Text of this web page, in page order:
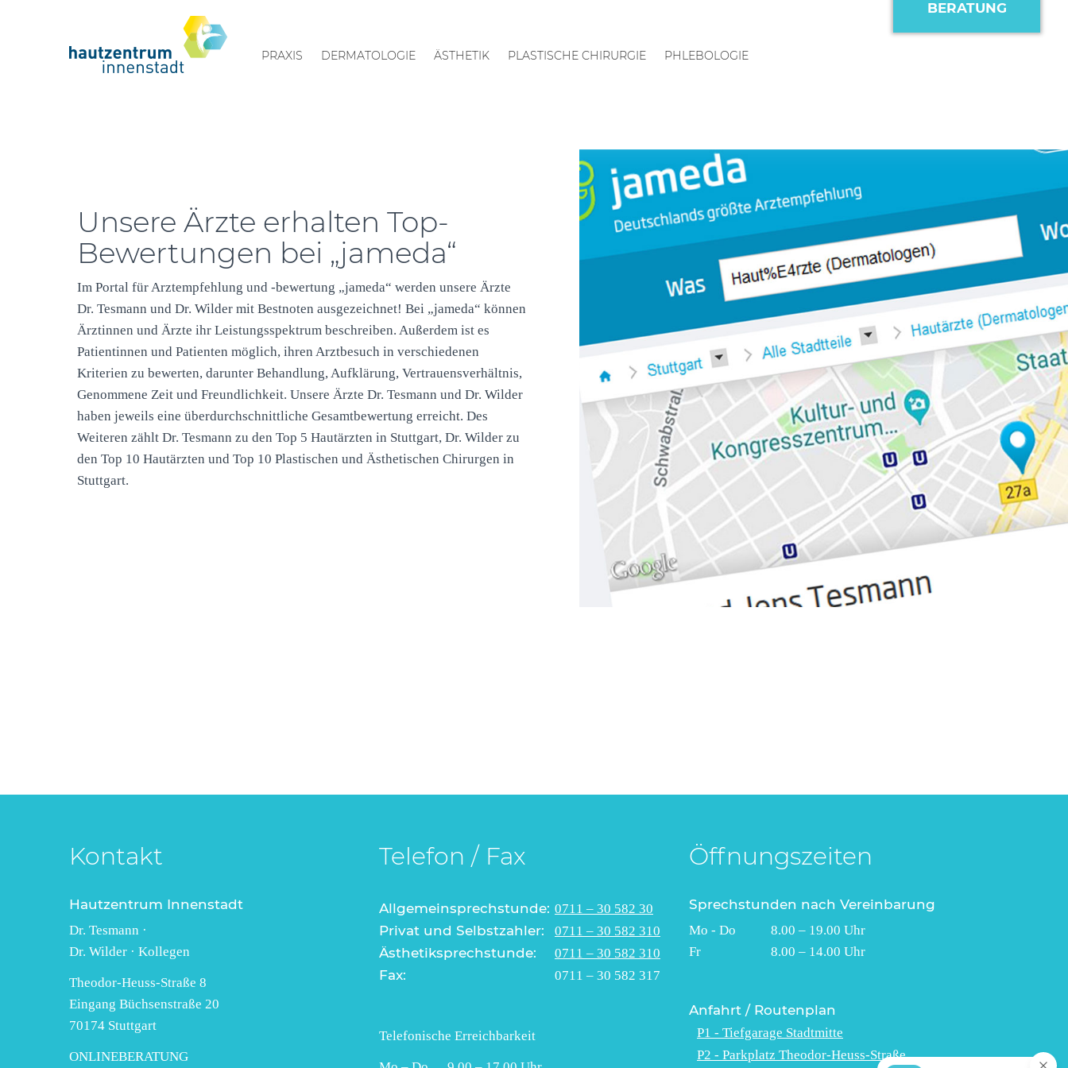
PRAXIS DERMATOLOGIE ÄSTHETIK PLASTISCHE CHIRURGIE PHLEBOLOGIE
BERATUNG
Unsere Ärzte erhalten Top-
Bewertungen bei „jameda“
Im Portal für Arztempfehlung und -bewertung „jameda“ werden unsere Ärzte
Dr. Tesmann und Dr. Wilder mit Bestnoten ausgezeichnet! Bei „jameda“ können
Ärztinnen und Ärzte ihr Leistungsspektrum beschreiben. Außerdem ist es
Patientinnen und Patienten möglich, ihren Arztbesuch in verschiedenen
Kriterien zu bewerten, darunter Behandlung, Aufklärung, Vertrauensverhältnis,
Genommene Zeit und Freundlichkeit. Unsere Ärzte Dr. Tesmann und Dr. Wilder
haben jeweils eine überdurchschnittliche Gesamtbewertung erreicht. Des
Weiteren zählt Dr. Tesmann zu den Top 5 Hautärzten in Stuttgart, Dr. Wilder zu
den Top 10 Hautärzten und Top 10 Plastischen und Ästhetischen Chirurgen in
Stuttgart.
Kontakt
Hautzentrum Innenstadt
Dr. Tesmann ·
Dr. Wilder · Kollegen
Theodor-Heuss-Straße 8
Eingang Büchsenstraße 20
70174 Stuttgart
ONLINEBERATUNG
Telefon / Fax
Allgemeinsprechstunde: 0711 – 30 582 30
Privat und Selbstzahler: 0711 – 30 582 310
Ästhetiksprechstunde: 0711 – 30 582 310
Fax: 0711 – 30 582 317
Telefonische Erreichbarkeit
Öffnungszeiten
Sprechstunden nach Vereinbarung
Mo - Do 8.00 – 19.00 Uhr
Fr 8.00 – 14.00 Uhr
Anfahrt / Routenplan
P1 - Tiefgarage Stadtmitte
P2 - Parkplatz Theodor-Heuss-Straße